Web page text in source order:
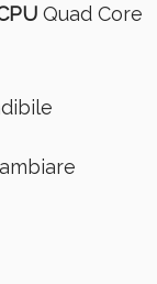
Quad Core